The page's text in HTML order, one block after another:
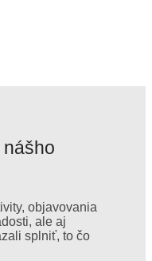
objavovania
ale aj
splniť, to čo